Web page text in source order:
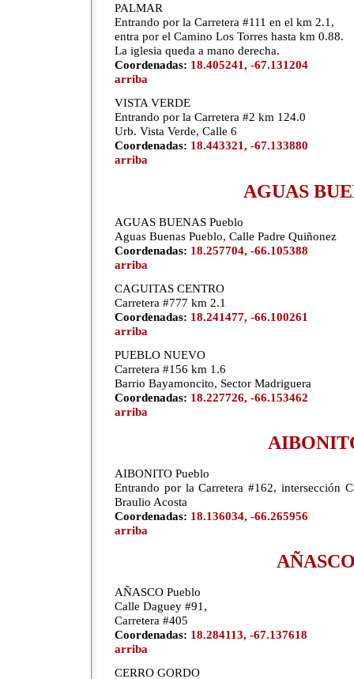
PALMAR
Entrando por la Carretera #111 en el km 2.1,
entra por el Camino Los Torres hasta km 0.88.
La iglesia queda a mano derecha.
Coordenadas: 18.405241, -67.131204
arriba
VISTA VERDE
Entrando por la Carretera #2 km 124.0
Urb. Vista Verde, Calle 6
Coordenadas: 18.443321, -67.133880
arriba
AGUAS
AGUAS BUENAS Pueblo
Aguas Buenas Pueblo, Calle Padre Quiñonez
Coordenadas: 18.257704, -66.105388
arriba
CAGUITAS CENTRO
Carretera #777 km 2.1
Coordenadas: 18.241477, -66.100261
arriba
PUEBLO NUEVO
Carretera #156 km 1.6
Barrio Bayamoncito, Sector Madriguera
Coordenadas: 18.227726, -66.153462
arriba
AIBONITO Pueblo
Entrando por la Carretera #162, intersección
Braulio Acosta
Coordenadas: 18.136034, -66.265956
arriba
AÑASCO Pueblo
Calle Daguey #91,
Carretera #405
Coordenadas: 18.284113, -67.137618
arriba
CERRO GORDO